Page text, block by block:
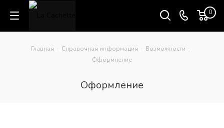
0
Главная - Справочная информация - Возможности -
Оформление
Оформление